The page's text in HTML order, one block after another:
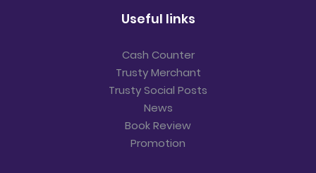
Useful links
Cash Counter
Trusty Merchant
Trusty Social Posts
News
Book Review
Promotion